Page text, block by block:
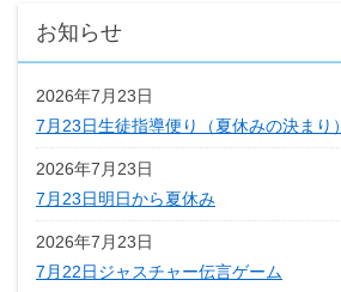
お知らせ
2026年7月23日
7月23日生徒指導便り（夏休みの決まり）
2026年7月23日
7月23日明日から夏休み
2026年7月23日
7月22日ジャスチャー伝言ゲーム